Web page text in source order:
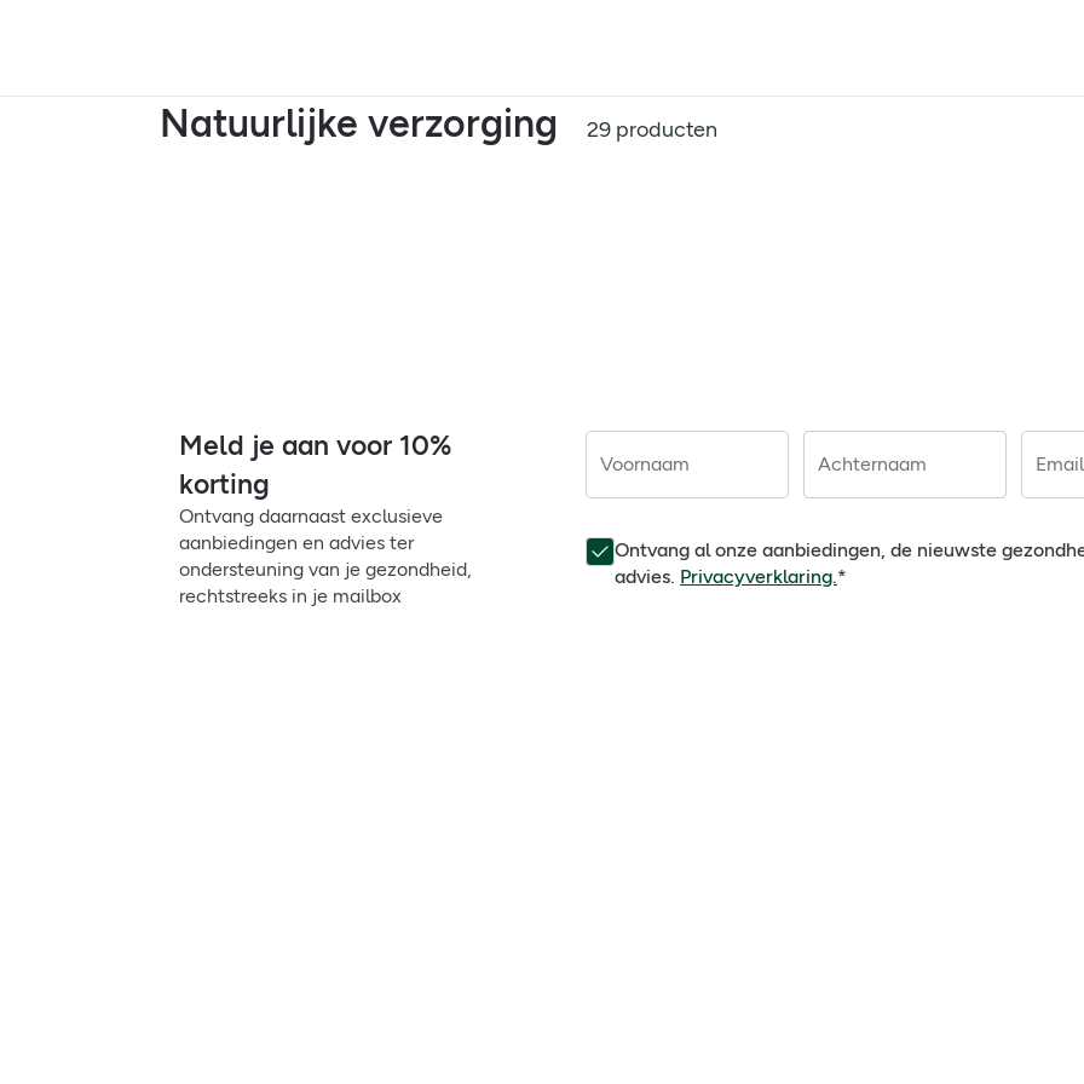
Natuurlijke verzorging 29 producten
Meld je aan voor 10%
korting
Ontvang daarnaast exclusieve
aanbiedingen en advies ter
ondersteuning van je gezondheid,
rechtstreeks in je mailbox
Voornaam Achternaam Email
Ontvang al onze aanbiedingen, de nieuwste
advies. Privacyverklaring.*